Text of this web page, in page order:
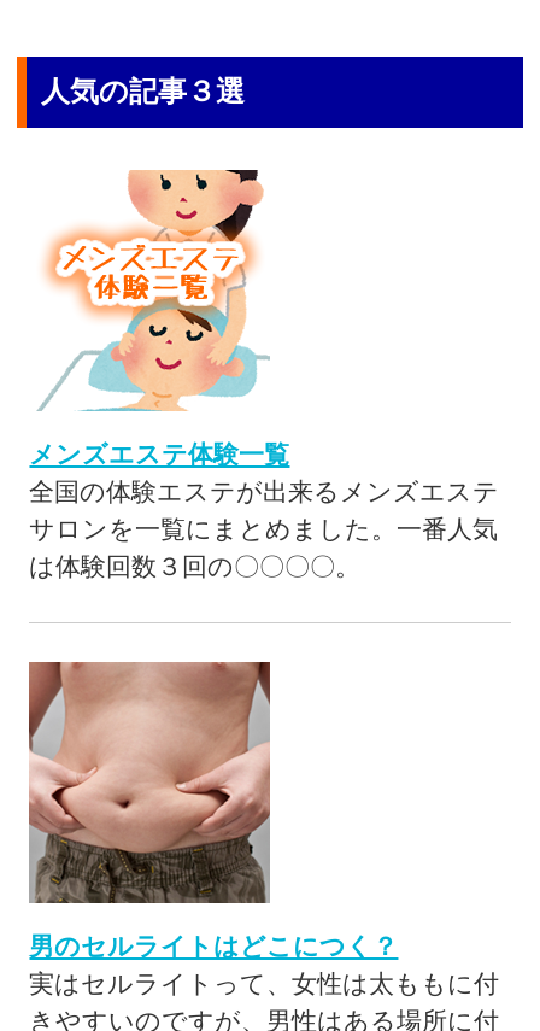
人気の記事３選
メンズエステ体験一覧
全国の体験エステが出来るメンズエステ
サロンを一覧にまとめました。一番人気
は体験回数３回の〇〇〇〇。
男のセルライトはどこにつく？
実はセルライトって、女性は太ももに付
きやすいのですが、男性はある場所に付